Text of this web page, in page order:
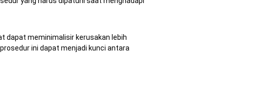
dapat meminimalisir kerusakan lebih
ini dapat menjadi kunci antara